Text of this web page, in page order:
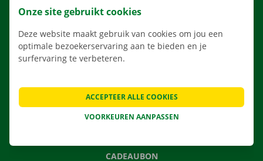
LOCATIES
APP
VERHUISOPLOSSINGEN
CONTACTEER ONS
VEELGESTELDE VRAGEN
CADEAUBON
Onze site gebruikt cookies
Deze website maakt gebruik van cookies om jou een
optimale bezoekerservaring aan te bieden en je
surfervaring te verbeteren.
VOORKEUREN AANPASSEN
ACCEPTEER ALLE COOKIES